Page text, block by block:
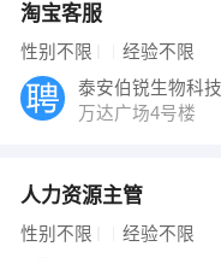
淘宝客服
性别不限 经验不限
泰安伯锐生物科
万达广场4号楼
人力资源主管
性别不限 经验不限